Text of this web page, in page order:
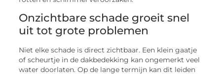
Onzichtbare schade groeit snel
uit tot grote problemen
Niet elke schade is direct zichtbaar. Een klein gaatje
of scheurtje in de dakbedekking kan ongemerkt veel
water doorlaten. Op de lange termijn kan dit leiden